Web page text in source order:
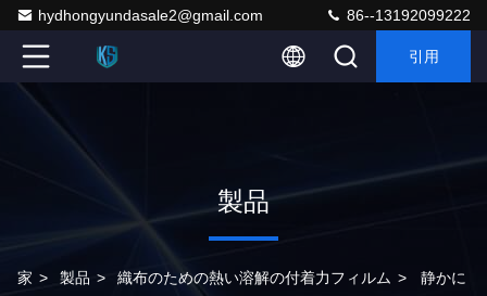
hydhongyundasale2@gmail.com 86--13192099222
引用
製品
家 > 製品 > 織布のための熱い溶解の付着力フィルム > 静かに